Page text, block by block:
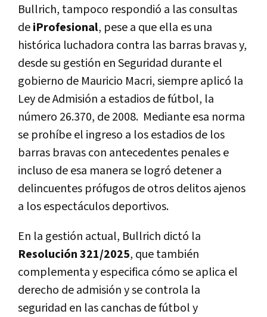
Bullrich, tampoco respondió a las consultas
deiProfesional, pese a que ella es una
histórica luchadora contra las barras bravas y,
desde su gestión en Seguridad durante el
gobierno de Mauricio Macri, siempre aplicó la
Ley de Admisión a estadios de fútbol, la
número 26.370, de 2008. Mediante esa norma
se prohíbe el ingreso a los estadios de los
barras bravas con antecedentes penales e
incluso de esa manera se logró detener a
delincuentes prófugos de otros delitos ajenos
a los espectáculos deportivos.
En la gestión actual, Bullrich dictó la
Resolución 321/2025, que también
complementa y especifica cómo se aplica el
derecho de admisión y se controla la
seguridad en las canchas de fútbol y